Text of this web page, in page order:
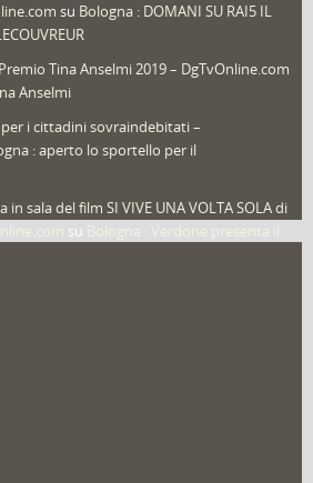
(25)
su Bologna : DOMANI SU RAI5 IL
Tina Anselmi 2019 – DgTvOnline.com
Anselmi
i cittadini sovraindebitati –
: aperto lo sportello per il
sala del film SI VIVE UNA VOLTA SOLA di
su